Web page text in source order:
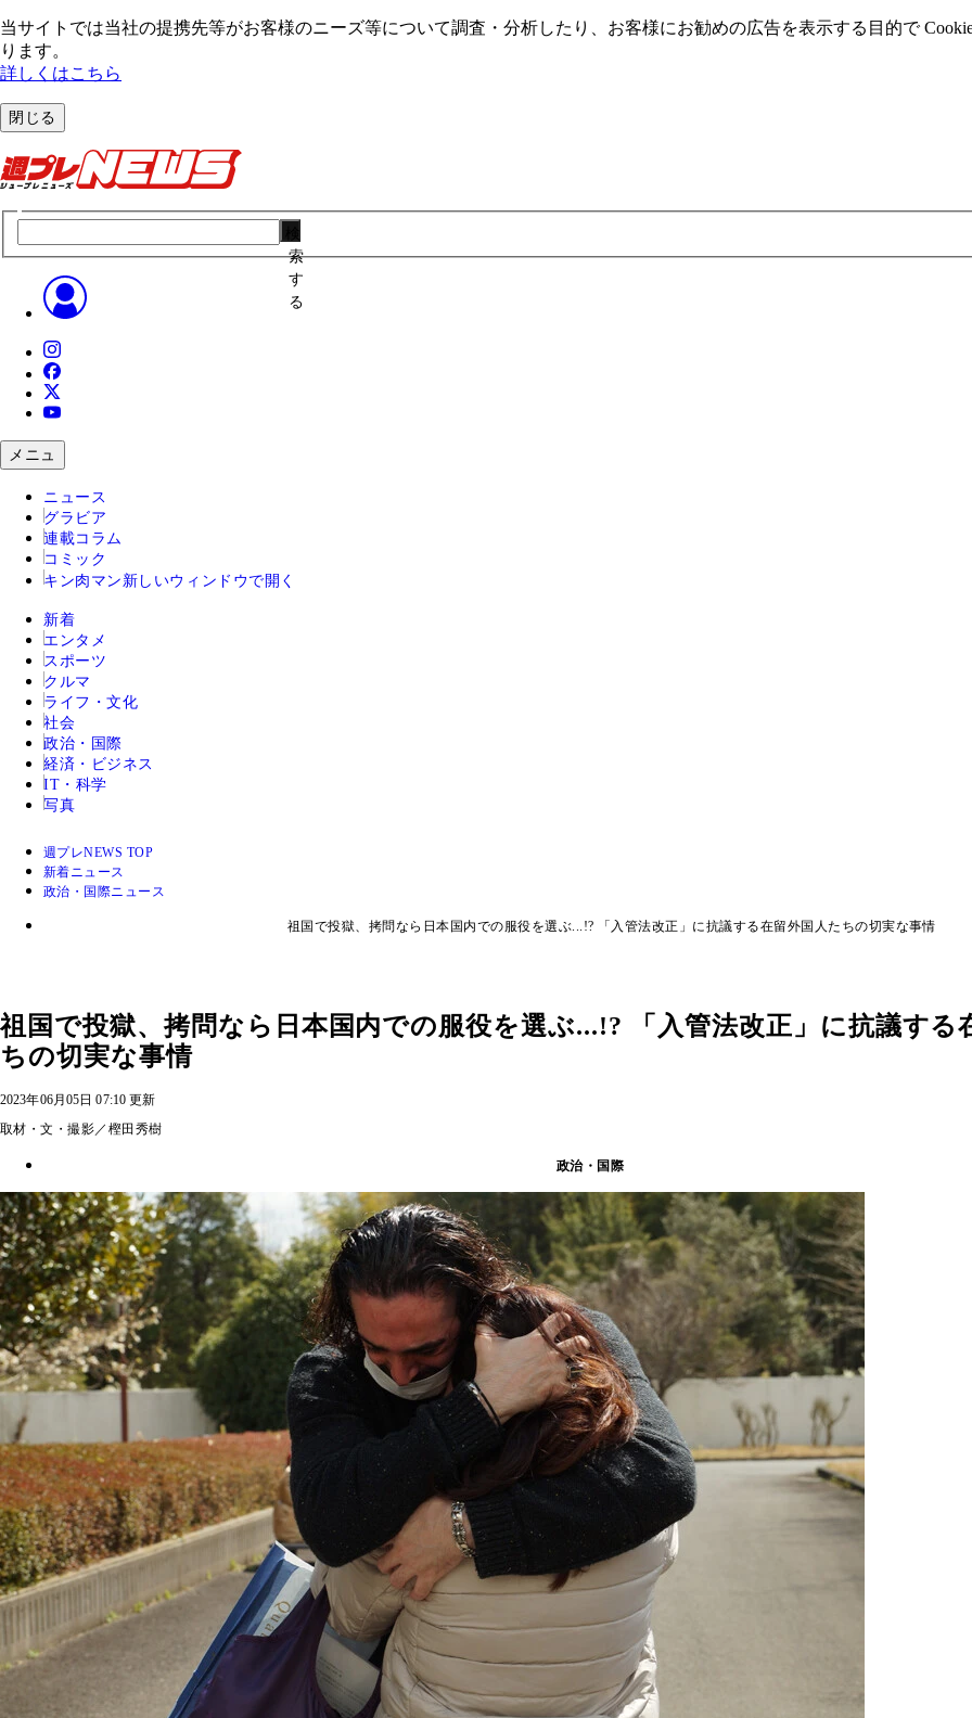
当サイトでは当社の提携先等がお客様のニーズ等について調査・分析したり、お客様にお勧めの広告を表⽰する⽬的で
ります。
詳しくはこちら
閉じる
索
す
る
メニュ
ニュース
グラビア
連載コラム
コミック
キン肉マン 新しいウィンドウで開く
新着
エンタメ
スポーツ
クルマ
ライフ・文化
社会
政治・国際
経済・ビジネス
IT・科学
写真
週プレNEWS TOP
新着ニュース
政治・国際ニュース
祖国で投獄、拷問なら日本国内での服役を選ぶ...!? 「入管法改正」に抗議する在留外国人たちの切実な事情
祖国で投獄、拷問なら日本国内での服役を選ぶ...!? 「入管法改正」に抗議する
ちの切実な事情
2023年06月05日 07:10 更新
取材・文・撮影／樫田秀樹
政治・国際